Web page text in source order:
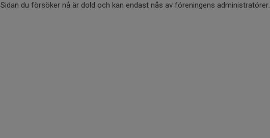
Sidan du försöker nå är dold och kan endast nås av föreningens administratörer.